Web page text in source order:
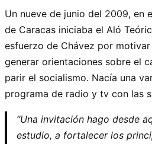
Un nueve de junio del 2009, en
de Caracas iniciaba el Aló
esfuerzo de Chávez por
generar orientaciones sobre el
parir el socialismo. Nacía una
programa de radio y tv con las
“Una invitación hago desde
estudio, a fortalecer los